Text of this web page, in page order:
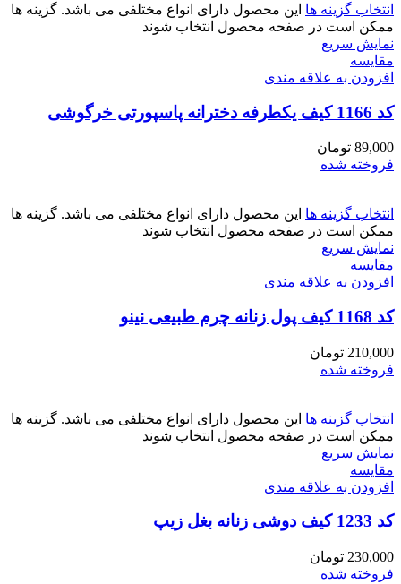
انتخاب گزینه ها این محصول دارای انواع مختلفی می باشد. گزینه ها
ممکن است در صفحه محصول انتخاب شوند
نمایش سریع
مقايسه
افزودن به علاقه مندی
کد 1166 کیف یکطرفه دخترانه پاسپورتی خرگوشی
89,000 تومان
فروخته شده
انتخاب گزینه ها این محصول دارای انواع مختلفی می باشد. گزینه ها
ممکن است در صفحه محصول انتخاب شوند
نمایش سریع
مقايسه
افزودن به علاقه مندی
کد 1168 کیف پول زنانه چرم طبیعی نینو
210,000 تومان
فروخته شده
انتخاب گزینه ها این محصول دارای انواع مختلفی می باشد. گزینه ها
ممکن است در صفحه محصول انتخاب شوند
نمایش سریع
مقايسه
افزودن به علاقه مندی
کد 1233 کیف دوشی زنانه بغل زیپ
230,000 تومان
فروخته شده